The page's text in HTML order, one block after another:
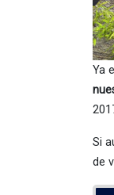
Ya
Si
de